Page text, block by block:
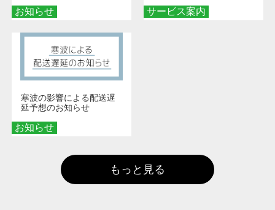
お知らせ サービス案内
お知らせ
寒波の影響による配送遅
延予想のお知らせ
もっと見る